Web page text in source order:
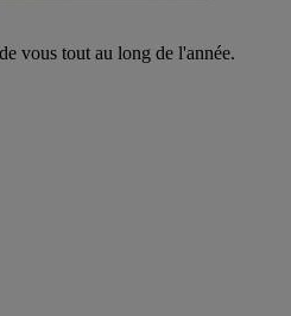
vous tout au long de l'année.